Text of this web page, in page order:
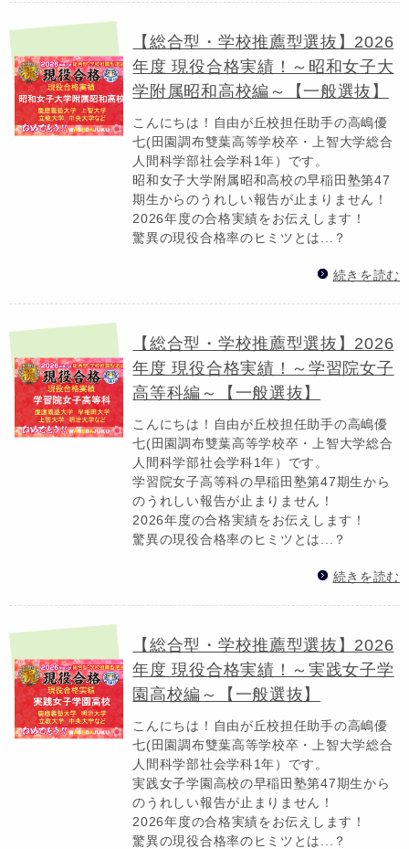
【総合型・学校推薦型選抜】2026
年度 現役合格実績！～昭和女子大
学附属昭和高校編～【一般選抜】
こんにちは！自由が丘校担任助手の高嶋優
七(田園調布雙葉高等学校卒・上智大学総合
人間科学部社会学科1年）です。
昭和女子大学附属昭和高校の早稲田塾第47
期生からのうれしい報告が止まりません！
2026年度の合格実績をお伝えします！
驚異の現役合格率のヒミツとは...？
続きを読む
【総合型・学校推薦型選抜】2026
年度 現役合格実績！～学習院女子
高等科編～【一般選抜】
こんにちは！自由が丘校担任助手の高嶋優
七(田園調布雙葉高等学校卒・上智大学総合
人間科学部社会学科1年）です。
学習院女子高等科の早稲田塾第47期生から
のうれしい報告が止まりません！
2026年度の合格実績をお伝えします！
驚異の現役合格率のヒミツとは...？
続きを読む
【総合型・学校推薦型選抜】2026
年度 現役合格実績！～実践女子学
園高校編～【一般選抜】
こんにちは！自由が丘校担任助手の高嶋優
七(田園調布雙葉高等学校卒・上智大学総合
人間科学部社会学科1年）です。
実践女子学園高校の早稲田塾第47期生から
のうれしい報告が止まりません！
2026年度の合格実績をお伝えします！
驚異の現役合格率のヒミツとは...？